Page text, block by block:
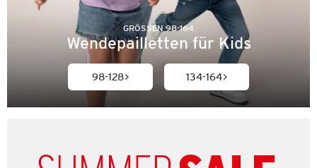
GRÖSSEN 98-164
Wendepailletten für Kids
98-128 134-164